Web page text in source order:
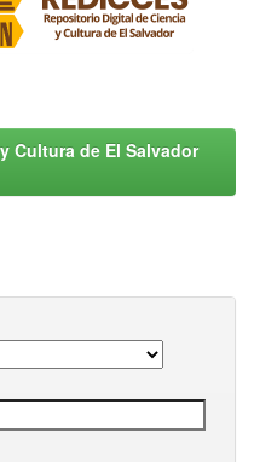
Cultura de El Salvador